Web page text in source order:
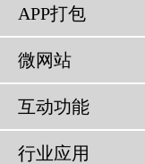
APP打包
微网站
互动功能
行业应用